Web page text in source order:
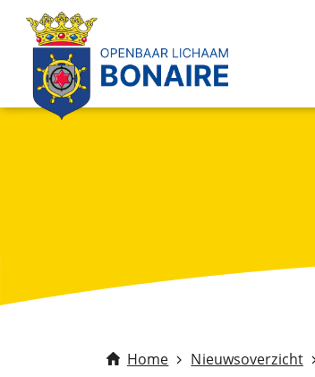
Home Nieuwsoverzicht